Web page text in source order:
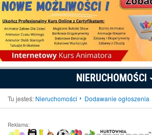
NIERUCHOMOŚCI
Tu jesteś: Nieruchomości Dodawanie ogłoszenia
Reklama: